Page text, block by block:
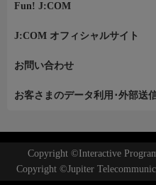
Fun! J:COM
J:COM オフィシャルサイト
お問い合わせ
お客さまのデータ利用･外部送
Copyright ©Interactive
Copyright ©Jupiter